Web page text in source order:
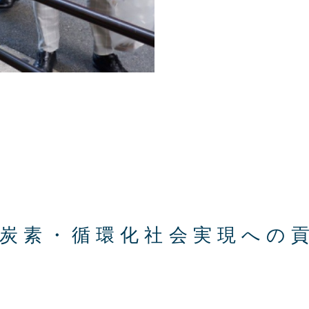
素・循環化社会実現への